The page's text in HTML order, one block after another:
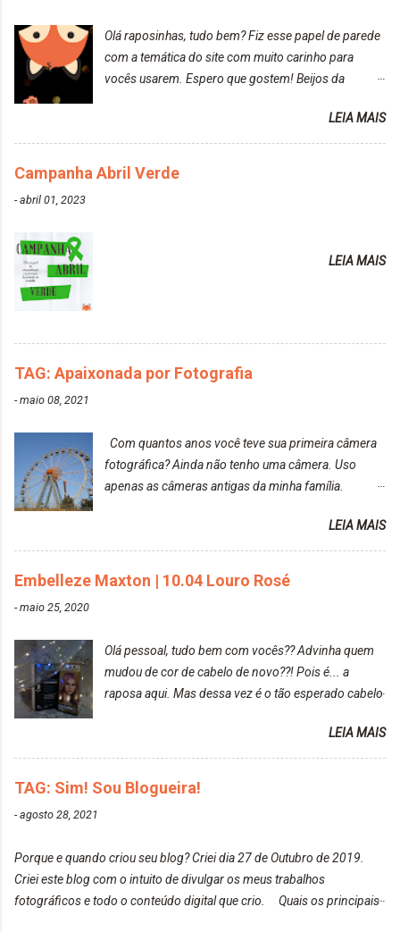
caseira-cronograma-capilar.html ). Foi difícil retirar o
excesso. É uma tintura fácil de aplicar, o cheiro é
agradável. Cabelo antes da descoloração da raiz:
LIBERDADE PARA SER MAIS VOCÊ 10.04 LOURO
Olá raposinhas, tudo bem? Fiz esse papel de parede
com a temática do site com muito carinho para
vocês usarem. Espero que gostem! Beijos da
LEIA MAIS
Campanha Abril Verde
-abril 01, 2023
LEIA MAIS
TAG: Apaixonada por Fotografia
-maio 08, 2021
Com quantos anos você teve sua primeira câmera
fotográfica? Ainda não tenho uma câmera. Uso
apenas as câmeras antigas da minha família.
diria que gosto mais de fotografar, mas comecei a
gostar bastante de ser a minha modelo. Você tem
uma boa câmera para fotografar? Ainda não tenho
uma super câmera profissional. Por enquanto, a
suas fotos? Sim. Posto aqui e pelas minhas páginas.
Tumblr, We heart it, ou instagram? Instagram. Eu
particularmente não gosto de Tumblr e nem do We
elas fiquem no modo original? Sou do time foto
de um determinado lugar ou de algo que estou
fotografan...
LEIA MAIS
Embelleze Maxton | 10.04 Louro Rosé
-maio 25, 2020
Olá pessoal, tudo bem com vocês?? Advinha quem
mudou de cor de cabelo de novo??! Pois é... a
raposa aqui. Mas dessa vez é o tão esperado cabelo
Louro Rosé Se vocês não acompanharam a saga do
meu cabelo colorido, vou deixar aqui embaixo, o link
de todos que fiz para vocês verem: ✨ Alfaparf | Alta
Moda é... Creative Crazy Colors Pink
Turkiss Blue
https://www.adrielly.com.br/2020/02/keraton-hard-
colors-turkiss-blue.html ✨ Alpha Line | Máscara
LEIA MAIS
TAG: Sim! Sou Blogueira!
-agosto 28, 2021
Porque e quando criou seu blog? Criei dia 27 de Outubro de 2019.
Criei este blog com o intuito de divulgar os meus trabalhos
fotográficos e todo o conteúdo digital que crio. Quais os principais